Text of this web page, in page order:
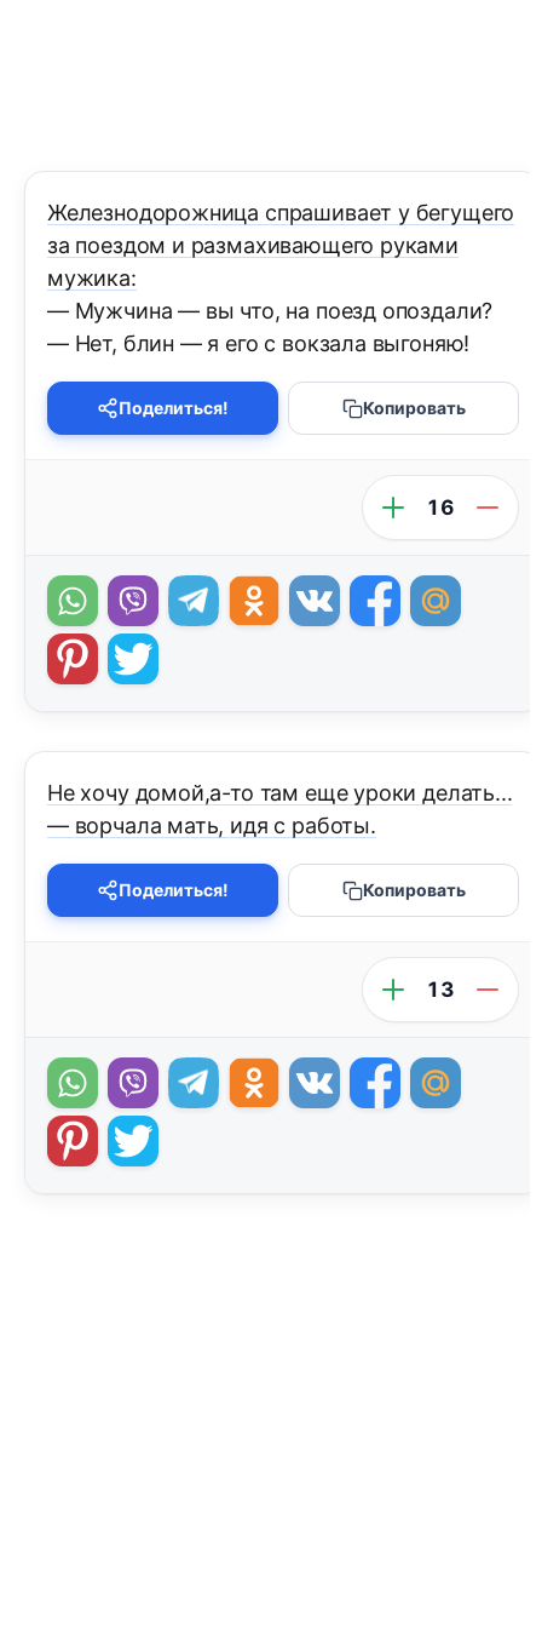
Железнодорожница спрашивает у бегущего
за поездом и размахивающего руками
мужика:
— Мужчина — вы что, на поезд опоздали?
— Нет, блин — я его с вокзала выгоняю!
Поделиться! Копировать
16
Не хочу домой,а-то там еще уроки делать...
— ворчала мать, идя с работы.
Поделиться! Копировать
13